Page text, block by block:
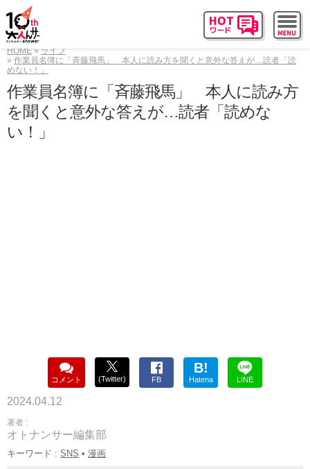
HOME
ライフ
作業員名簿に「斉藤飛馬」 本人に読み方を聞くと意外な答えが…読者「読
めない！」
作業員名簿に「斉藤飛馬」 本人に読み方
を聞くと意外な答えが…読者「読めな
い！」
コメント (Twitter) FB
B!
Hatena LINE
2024.04.12
著者 :
オトナンサー編集部
キーワード : SNS • 漫画